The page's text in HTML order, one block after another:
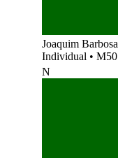
Joaquim Barbosa
Individual • M50
N